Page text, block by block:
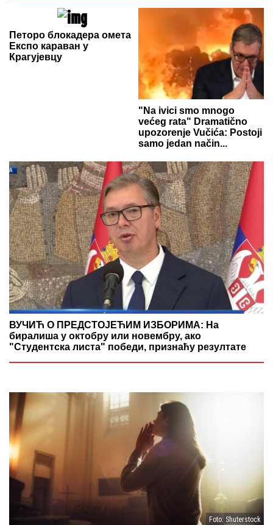
Петоро блокадера омета
Експо караван у
Крагујевцу
"Na ivici smo mnogo
većeg rata" Dramatično
upozorenje Vučića: Postoji
samo jedan način...
ВУЧИЋ О ПРЕДСТОЈЕЋИМ ИЗБОРИМА: На
биралиша у октобру или новембру, ако
"Студентска листа" победи, признаћу резултате
Foto: Shuterstock